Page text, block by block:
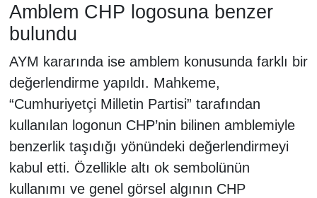
Amblem CHP logosuna benzer
bulundu
AYM kararında ise amblem konusunda farklı bir
değerlendirme yapıldı. Mahkeme,
“Cumhuriyetçi Milletin Partisi” tarafından
kullanılan logonun CHP’nin bilinen amblemiyle
benzerlik taşıdığı yönündeki değerlendirmeyi
kabul etti. Özellikle altı ok sembolünün
kullanımı ve genel görsel algının CHP